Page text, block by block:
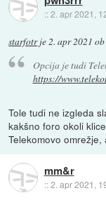
::2. apr 2021,
starfotrje2. apr 2021
Opcija je tudi
https://
Tole tudi ne izgleda
kakšno foro okoli
Telekomovo
mm&r
::2. apr 2021,